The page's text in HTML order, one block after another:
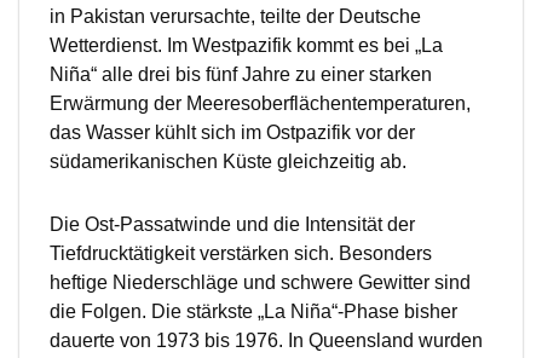
in Pakistan verursachte, teilte der Deutsche
Wetterdienst. Im Westpazifik kommt es bei „La
Niña“ alle drei bis fünf Jahre zu einer starken
Erwärmung der Meeresoberflächentemperaturen,
das Wasser kühlt sich im Ostpazifik vor der
südamerikanischen Küste gleichzeitig ab.
Die Ost-Passatwinde und die Intensität der
Tiefdrucktätigkeit verstärken sich. Besonders
heftige Niederschläge und schwere Gewitter sind
die Folgen. Die stärkste „La Niña“-Phase bisher
dauerte von 1973 bis 1976. In Queensland wurden